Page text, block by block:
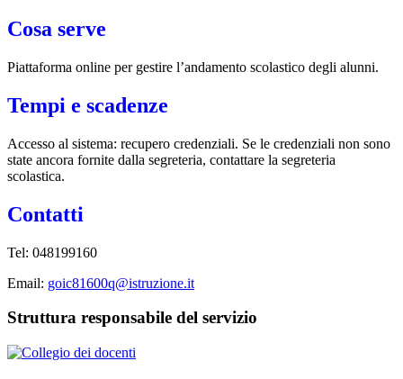
Cosa serve
Piattaforma online per gestire l’andamento scolastico degli alunni.
Tempi e scadenze
Accesso al sistema: recupero credenziali. Se le credenziali non sono
state ancora fornite dalla segreteria, contattare la segreteria
scolastica.
Contatti
Tel: 048199160
Email: goic81600q@istruzione.it
Struttura responsabile del servizio